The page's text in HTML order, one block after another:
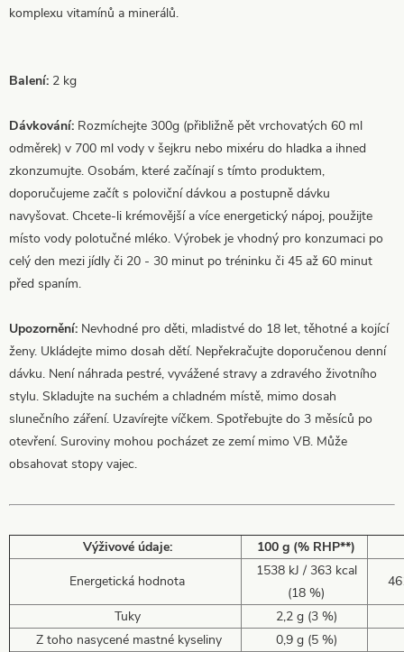
komplexu vitamínů a minerálů.
Balení: 2 kg
Dávkování: Rozmíchejte 300g (přibližně pět vrchovatých 60 ml
odměrek) v 700 ml vody v šejkru nebo mixéru do hladka a ihned
zkonzumujte. Osobám, které začínají s tímto produktem,
doporučujeme začít s poloviční dávkou a postupně dávku
navyšovat. Chcete-li krémovější a více energetický nápoj, použijte
místo vody polotučné mléko. Výrobek je vhodný pro konzumaci po
celý den mezi jídly či 20 - 30 minut po tréninku či 45 až 60 minut
před spaním.
Upozornění: Nevhodné pro děti, mladistvé do 18 let, těhotné a kojící
ženy. Ukládejte mimo dosah dětí. Nepřekračujte doporučenou denní
dávku. Není náhrada pestré, vyvážené stravy a zdravého životního
stylu. Skladujte na suchém a chladném místě, mimo dosah
slunečního záření. Uzavírejte víčkem. Spotřebujte do 3 měsíců po
otevření. Suroviny mohou pocházet ze zemí mimo VB. Může
obsahovat stopy vajec.
Výživové údaje:
100 g (% RHP**)
Energetická hodnota
1538 kJ / 363 kcal
(18 %)
Tuky
2,2 g (3 %)
Z toho nasycené mastné kyseliny
0,9 g (5 %)